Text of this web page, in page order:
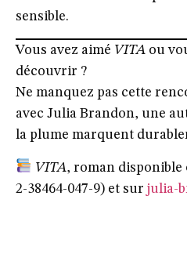
sensible.
Vous avez aimé VITA ou
découvrir ?
Ne manquez pas cette
avec Julia Brandon, une
la plume marquent
VITA, roman disponible
2-38464-047-9) et sur julia-